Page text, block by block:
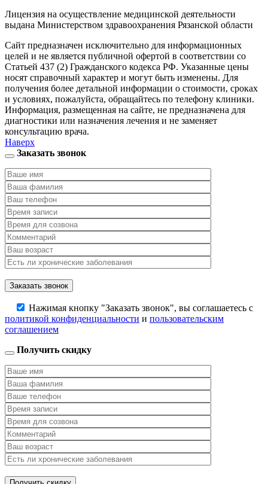
Лицензия на осуществление медицинской деятельности
выдана Министерством здравоохранения Рязанской области
Сайт предназначен исключительно для информационных
целей и не является публичной офертой в соответствии со
Статьей 437 (2) Гражданского кодекса РФ. Указанные цены
носят справочный характер и могут быть изменены. Для
получения более детальной информации о стоимости, сроках
и условиях, пожалуйста, обращайтесь по телефону клиники.
Информация, размещенная на сайте, не предназначена для
диагностики или назначения лечения и не заменяет
консультацию врача.
Наверх
Заказать звонок
Нажимая кнопку "Заказать звонок", вы соглашаетесь с
политикой конфиденциальности и пользовательским
соглашением
Получить скидку